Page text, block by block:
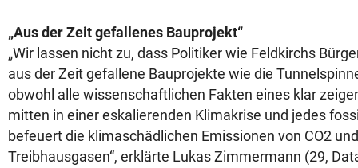
„Aus der Zeit gefallenes Bauprojekt“
„Wir lassen nicht zu, dass Politiker wie Feldkirchs
aus der Zeit gefallene Bauprojekte wie die
obwohl alle wissenschaftlichen Fakten eines klar
mitten in einer eskalierenden Klimakrise und jedes
befeuert die klimaschädlichen Emissionen von CO2
Treibhausgasen“, erklärte Lukas Zimmermann (29,